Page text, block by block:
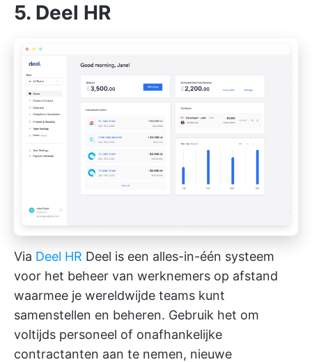
5. Deel HR
Via Deel HR Deel is een alles-in-één systeem
voor het beheer van werknemers op afstand
waarmee je wereldwijde teams kunt
samenstellen en beheren. Gebruik het om
voltijds personeel of onafhankelijke
contractanten aan te nemen, nieuwe